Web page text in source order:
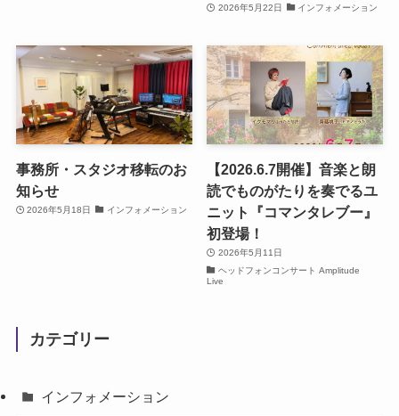
2026年5月22日 インフォメーション
事務所・スタジオ移転のお
知らせ
2026年5月18日 インフォメーション
【2026.6.7開催】音楽と朗
読でものがたりを奏でるユ
ニット『コマンタレブー』
初登場！
2026年5月11日
ヘッドフォンコンサート Amplitude
Live
カテゴリー
インフォメーション